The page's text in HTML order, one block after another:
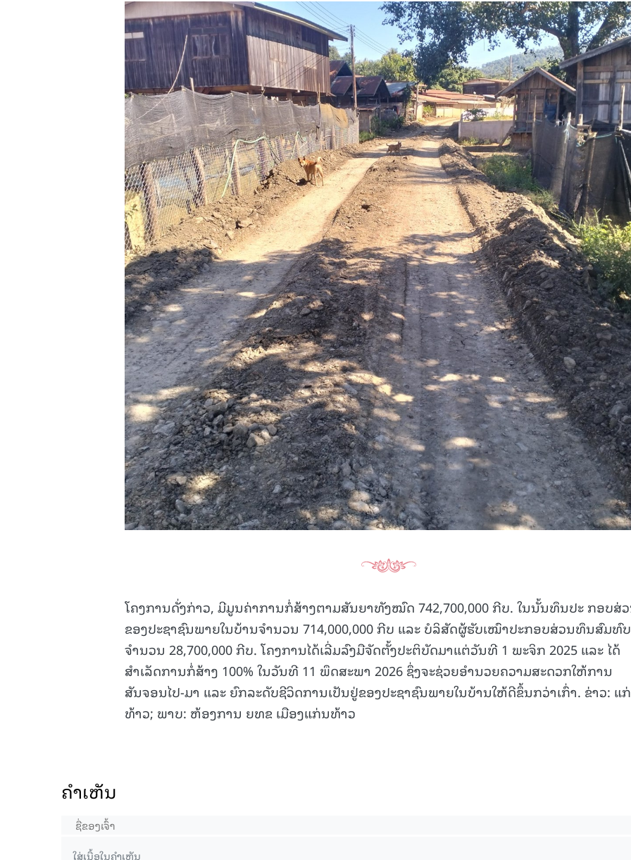
ໂຄງການດັ່ງກ່າວ, ມີມູນຄ່າການກໍ່ສ້າງຕາມສັນຍາທັງໝົດ 742,700,000 ກີບ. ໃນນັ້ນທຶນປະ ກອບສ່
ຂອງປະຊາຊົນພາຍໃນບ້ານຈຳນວນ 714,000,000 ກີບ ແລະ ບໍລິສັດຜູ້ຮັບເໝົາປະກອບສ່ວນທຶນສົມທົບ
ຈຳນວນ 28,700,000 ກີບ. ໂຄງການໄດ້ເລີ່ມລົງມືຈັດຕັ້ງປະຕິບັດມາແຕ່ວັນທີ 1 ພະຈິກ 2025 ແລະ ໄດ້
ສຳເລັດການກໍ່ສ້າງ 100% ໃນວັນທີ 11 ພຶດສະພາ 2026 ຊຶ່ງຈະຊ່ວຍອຳນວຍຄວາມສະດວກໃຫ້ການ
ສັນຈອນໄປ-ມາ ແລະ ຍົກລະດັບຊີວິດການເປັນຢູ່ຂອງປະຊາຊົນພາຍໃນບ້ານໃຫ້ດີຂຶ້ນກວ່າເກົ່າ. ຂ່າວ: ແ
ທ້າວ; ພາບ: ຫ້ອງການ ຍທຂ ເມືອງແກ່ນທ້າວ
ຄໍາເຫັນ